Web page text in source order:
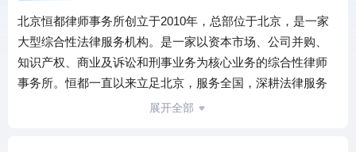
北京恒都律师事务所创立于2010年，总部位于北京，是一家
大型综合性法律服务机构。是一家以资本市场、公司并购、
知识产权、商业及诉讼和刑事业务为核心业务的综合性律师
事务所。恒都一直以来立足北京，服务全国，深耕法律服务
行业，现已在全国最具活力的经济区域都拥有相当的规模和
展开全部